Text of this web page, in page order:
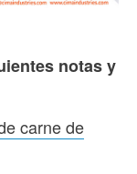
notas y
carne de